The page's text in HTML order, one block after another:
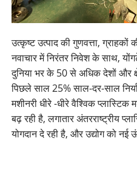
उत्कृष्ट उत्पाद की गुणवत्ता,
नवाचार में निरंतर निवेश के साथ,
दुनिया भर के 50 से अधिक देशों और
पिछले साल 25% साल-दर-साल
मशीनरी धीरे -धीरे वैश्विक प्लास्टिक
बढ़ रही है, लगातार अंतरराष्ट्रीय
योगदान दे रही है, और उद्योग को नई